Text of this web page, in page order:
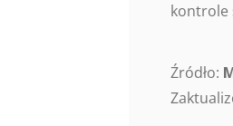
kontrole
Źródło: